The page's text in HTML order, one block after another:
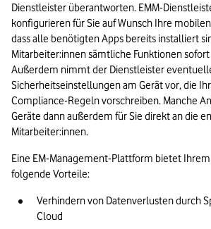
Dienstleister überantworten. EMM-
konfigurieren für Sie auf Wunsch Ihre
dass alle benötigten Apps bereits installiert
Mitarbeiter:innen sämtliche Funktionen
Außerdem nimmt der Dienstleister
Sicherheitseinstellungen am Gerät vor, die
Compliance-Regeln vorschreiben. Manche
Geräte dann außerdem für Sie direkt an die
Mitarbeiter:innen.
Eine EM-Management-Plattform bietet
folgende Vorteile:
Verhindern von Datenverlusten durch
Cloud